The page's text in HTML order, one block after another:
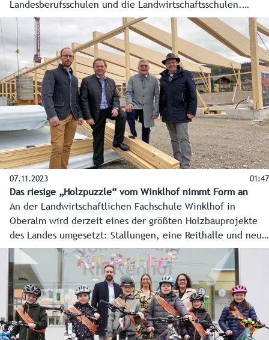
Landesberufsschulen und die Landwirtschaftsschulen.
Quereinsteiger mit Praxiserfahrung sind dort deshalb immer
sehr willkommen. Jene, die im Vorjahr aus der
Privatwirtschaft an die Schule gewechselt sind, haben
bereits gute Erfahrungen gemacht.
07.11.2023 01:47
Das riesige „Holzpuzzle“ vom Winklhof nimmt Form an
An der Landwirtschaftlichen Fachschule Winklhof in
Oberalm wird derzeit eines der größten Holzbauprojekte
des Landes umgesetzt: Stallungen, eine Reithalle und neue
Werkstätten. Am Dienstag, 7. November 2023, wurden
riesige Bauteile eingehoben und sichtbar, was Holz alles
kann.